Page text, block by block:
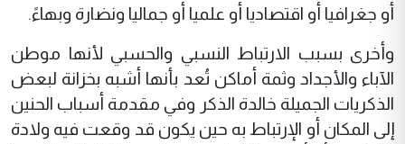
أو جغرافيا أو اقتصاديا أو علميا أو جماليا ونضارة وبهاءً.
وأخرى بسبب الارتباط النسبي والحسبي لأنها موطن
الآباء والأجداد وثمة أماكن تُعد بأنها أشبه بخزانة لبعض
الذكريات الجميلة خالدة الذكر وفي مقدمة أسباب الحنين
إلى المكان أو الإرتباط به حين يكون قد وقعت فيه ولادة